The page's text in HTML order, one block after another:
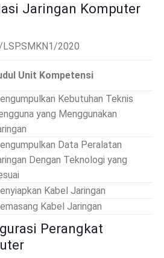
Jaringan Komputer
2020
Unit Kompetensi
Kebutuhan Teknis
yang Menggunakan
Data Peralatan
Dengan Teknologi yang
Kabel Jaringan
Kabel Jaringan
Perangkat